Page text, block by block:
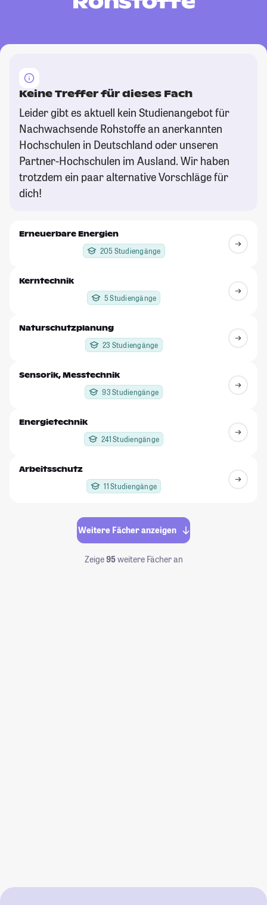
Keine Treffer für dieses Fach
Leider gibt es aktuell kein Studienangebot für
Nachwachsende Rohstoffe an anerkannten
Hochschulen in Deutschland oder unseren
Partner-Hochschulen im Ausland. Wir haben
trotzdem ein paar alternative Vorschläge für
dich!
Erneuerbare Energien
205 Studiengänge
Kerntechnik
5 Studiengänge
Naturschutzplanung
23 Studiengänge
Sensorik, Messtechnik
93 Studiengänge
Energietechnik
241 Studiengänge
Arbeitsschutz
11 Studiengänge
Weitere Fächer anzeigen
Zeige95weitere Fächer an